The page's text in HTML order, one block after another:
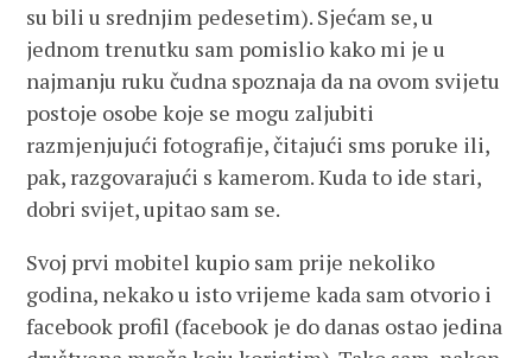
su bili u srednjim pedesetim). Sjećam se, u
jednom trenutku sam pomislio kako mi je u
najmanju ruku čudna spoznaja da na ovom svijetu
postoje osobe koje se mogu zaljubiti
razmjenjujući fotografije, čitajući sms poruke ili,
pak, razgovarajući s kamerom. Kuda to ide stari,
dobri svijet, upitao sam se.
Svoj prvi mobitel kupio sam prije nekoliko
godina, nekako u isto vrijeme kada sam otvorio i
facebook profil (facebook je do danas ostao jedina